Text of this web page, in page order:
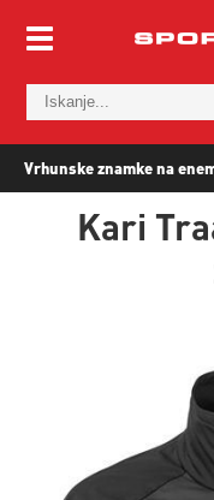
Vrhunske znamke na
Kari